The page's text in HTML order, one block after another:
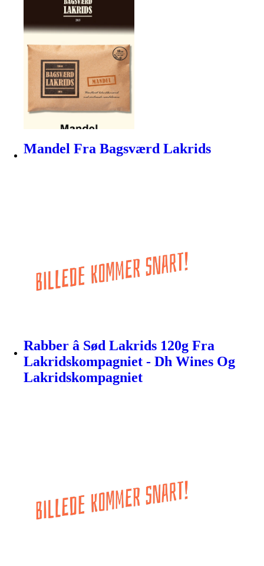
Mandel Fra Bagsværd Lakrids
Rabber â Sød Lakrids 120g Fra
Lakridskompagniet - Dh Wines Og
Lakridskompagniet